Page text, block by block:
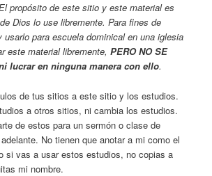
propósito de este sitio y este material es
Dios lo use libremente. Para fines de
usarlo para escuela dominical en una iglesia
este material libremente,PERO NO SE
lucrar en ninguna manera con ello.
de tus sitios a este sitio y los estudios.
a otros sitios, ni cambia los estudios.
de estos para un sermón o clase de
No tienen que anotar a mi como el
si vas a usar estos estudios, no copias a
mi nombre.